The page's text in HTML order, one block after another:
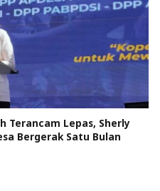
Terancam Lepas, Sherly
Bergerak Satu Bulan